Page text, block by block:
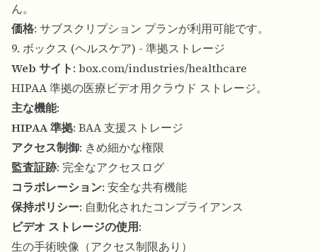
ん。
価格: サブスクリプション プランが利用可能です。
9. ボックス (ヘルスケア) - 準拠ストレージ
Web サイト: box.com/industries/healthcare
HIPAA 準拠の医療ビデオ用クラウド ストレージ。
主な機能:
HIPAA 準拠: BAA 支援ストレージ
アクセス制御: きめ細かな権限
監査証跡: 完全なアクセスログ
コラボレーション: 安全な共有機能
保持ポリシー: 自動化されたコンプライアンス
ビデオ ストレージの使用:
生の手術映像（アクセス制限あり）